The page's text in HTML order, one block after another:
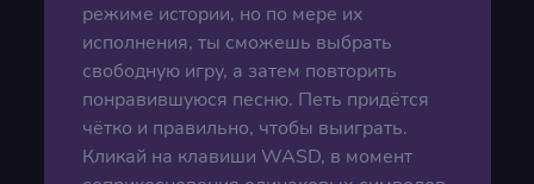
режиме истории, но по мере их
исполнения, ты сможешь выбрать
свободную игру, а затем повторить
понравившуюся песню. Петь придётся
чётко и правильно, чтобы выиграть.
Кликай на клавиши WASD, в момент